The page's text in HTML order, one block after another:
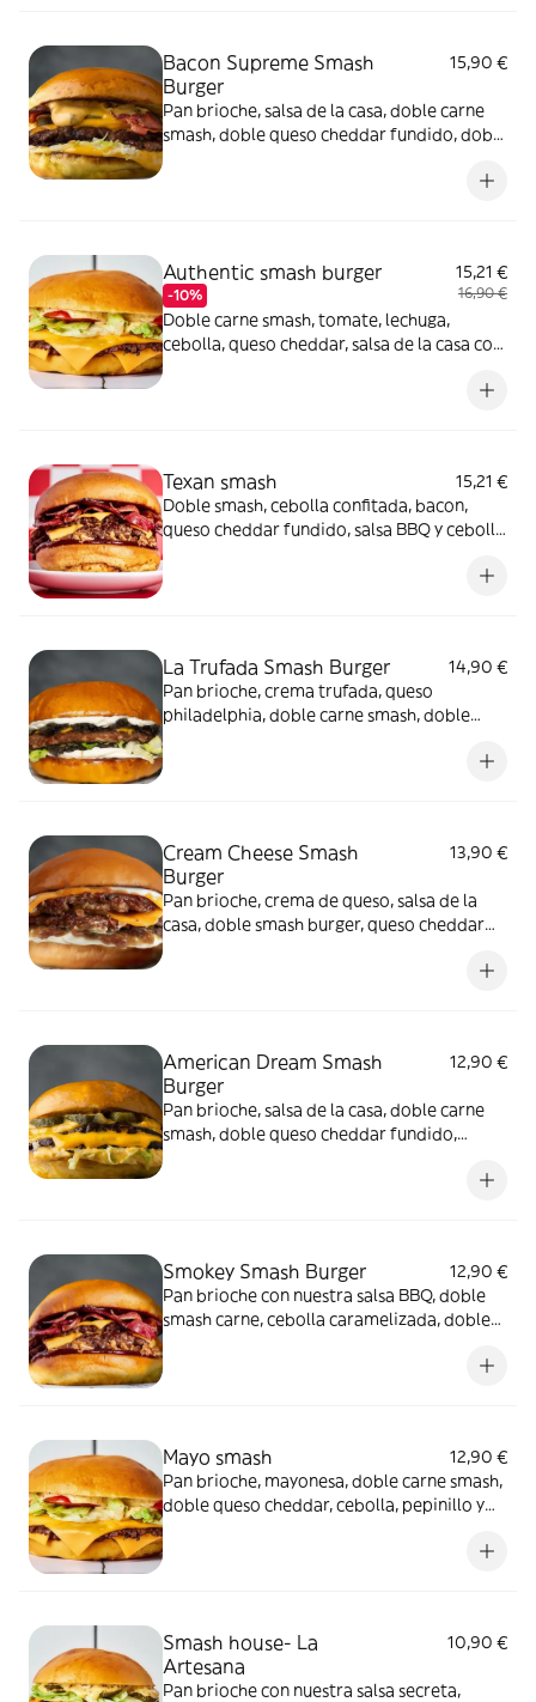
Bacon Supreme Smash
Burger
15,90 €
Pan brioche, salsa de la casa, doble carne
smash, doble queso cheddar fundido, doble
Authentic smash burger
-10%
15,21 €
16,90 €
Doble carne smash, tomate, lechuga,
cebolla, queso cheddar, salsa de la casa con
Texan smash
15,21 €
Doble smash, cebolla confitada, bacon,
queso cheddar fundido, salsa BBQ y cebolla
La Trufada Smash Burger
14,90 €
Pan brioche, crema trufada, queso
philadelphia, doble carne smash, doble
Cream Cheese Smash
Burger
13,90 €
Pan brioche, crema de queso, salsa de la
casa, doble smash burger, queso cheddar
American Dream Smash
Burger
12,90 €
Pan brioche, salsa de la casa, doble carne
smash, doble queso cheddar fundido,
Smokey Smash Burger
12,90 €
Pan brioche con nuestra salsa BBQ, doble
smash carne, cebolla caramelizada, doble
Mayo smash
12,90 €
Pan brioche, mayonesa, doble carne smash,
doble queso cheddar, cebolla, pepinillo y
Smash house- La
Artesana
10,90 €
Pan brioche con nuestra salsa secreta,